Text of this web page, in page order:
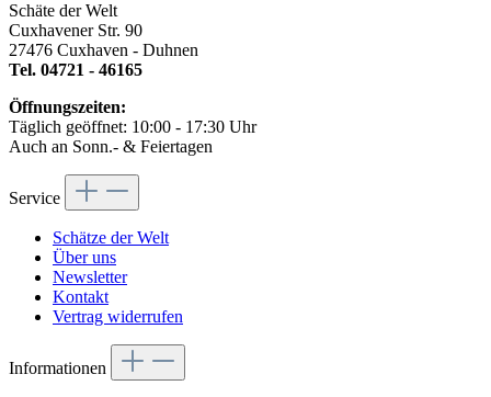
Schäte der Welt
Cuxhavener Str. 90
27476 Cuxhaven - Duhnen
Tel. 04721 - 46165
Öffnungszeiten:
Täglich geöffnet: 10:00 - 17:30 Uhr
Auch an Sonn.- & Feiertagen
Service
Schätze der Welt
Über uns
Newsletter
Kontakt
Vertrag widerrufen
Informationen